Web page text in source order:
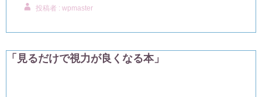
投稿者 : wpmaster
「見るだけで視力が良くなる本」